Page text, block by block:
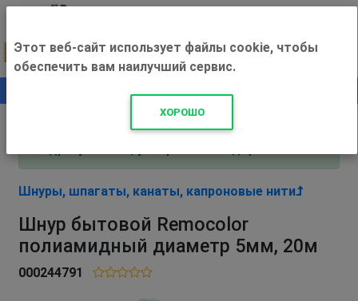
+500 ₽
Внимание! С 3 августа магазин работает по
Шнуры, шпагаты, канаты, капроновые нити
Шнур бытовой Remocolor
полиамидный диаметр 5мм, 20м
000244791
Этот веб-сайт использует файлы cookie, чтобы
обеспечить вам наилучший сервис.
ХОРОШО